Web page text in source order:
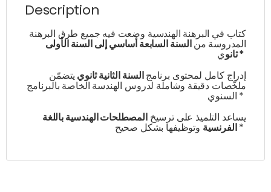
Description
كتاب في البرهنة الهندسية وضعت فيه جميع طرق البرهنة
المدروسة منالسنة السابعة أساسي إلى السنة الأولى
ثانوي
*
إدراج كامل لمحتوى برنامجالسنة الثانية ثانوييتضمّن
ملخّصات دقيقة وشاملة لدروس الهندسة الخاصة بالبرنامج
السنوي *
يساعد التلميذ على ترسيخالمصطلحات الهندسية باللغة
الفرنسيةوتوظيفها بشكل صحيح *